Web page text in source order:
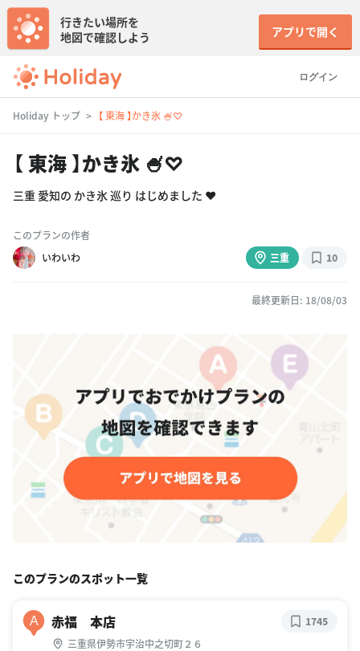
ログイン
行きたい場所を
地図で確認しよう
アプリで開く
Holiday トップ 【 東海 】かき氷 🍧♡
【 東海 】かき氷 🍧♡
三重 愛知の かき氷 巡り はじめました ❤︎
このプランの作者
いわいわ
三重 10
最終更新日: 18/08/03
このプランのスポット一覧
A 赤福 本店
三重県伊勢市宇治中之切町２６
1745